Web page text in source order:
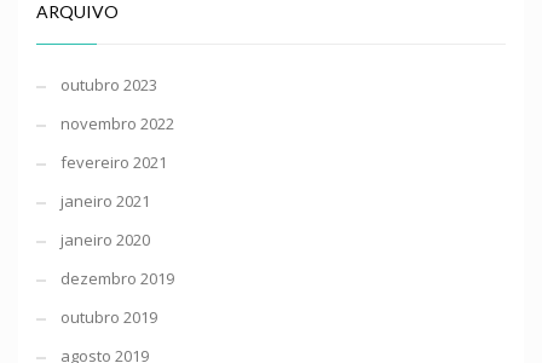
ARQUIVO
outubro 2023
novembro 2022
fevereiro 2021
janeiro 2021
janeiro 2020
dezembro 2019
outubro 2019
agosto 2019